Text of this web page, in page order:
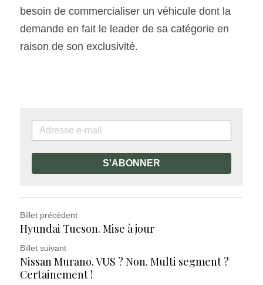
besoin de commercialiser un véhicule dont la
demande en fait le leader de sa catégorie en
raison de son exclusivité.
S'ABONNER
Billet précédent
Hyundai Tucson. Mise à jour
Billet suivant
Nissan Murano. VUS ? Non. Multi segment ?
Certainement !